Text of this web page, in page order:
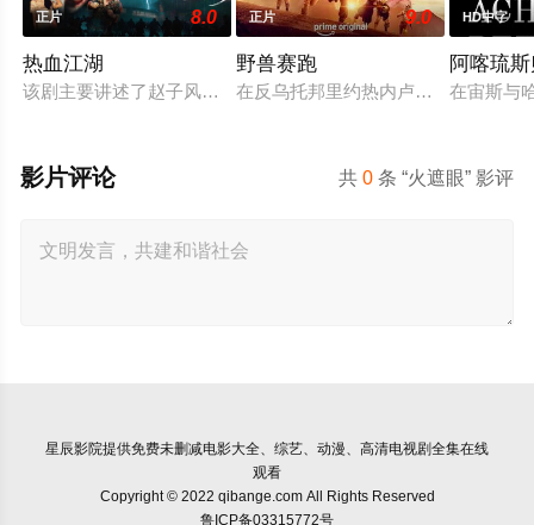
正片 8.0
热血江湖
该剧主要讲述了赵子风从小和爷爷在乡下习武，长大后从乡野
正片 9.0
野兽赛跑
在反乌托邦里约热内卢废墟中，城市
HD中字
阿喀琉
在宙斯与
共0 条 “火遮眼” 影评
影片评论
星辰影院提供免费未删减电影大全、综艺、动漫、高清电视剧全集在线
观看
Copyright © 2022 qibange.com All Rights Reserved
鲁ICP备03315772号